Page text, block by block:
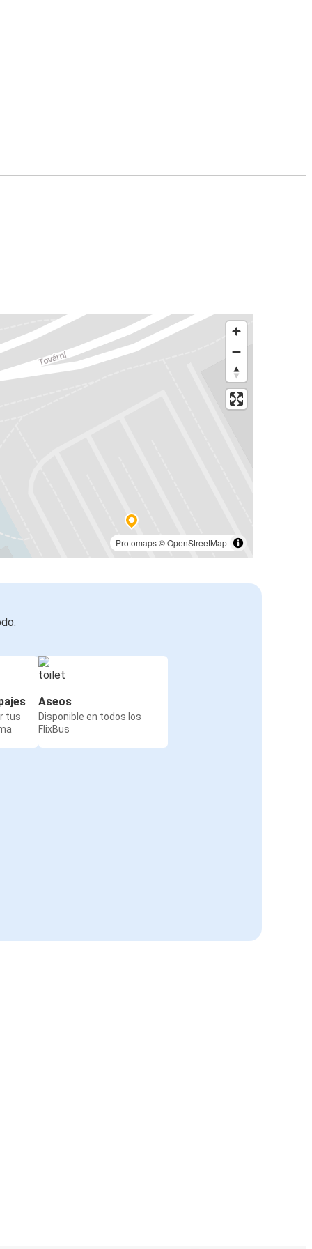
Protomaps©OpenStreetMap
tus
Aseos
Disponible en todos los
FlixBus